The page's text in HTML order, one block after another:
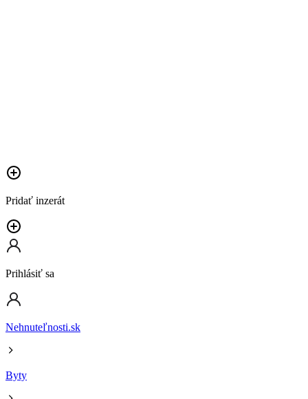
Pridať inzerát
Prihlásiť sa
Nehnuteľnosti.sk
Byty